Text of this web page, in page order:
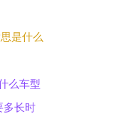
是什么
么车型
多长时